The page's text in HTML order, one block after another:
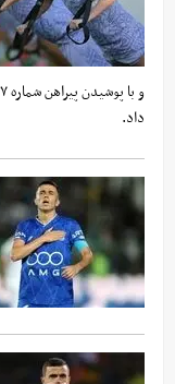
داد.